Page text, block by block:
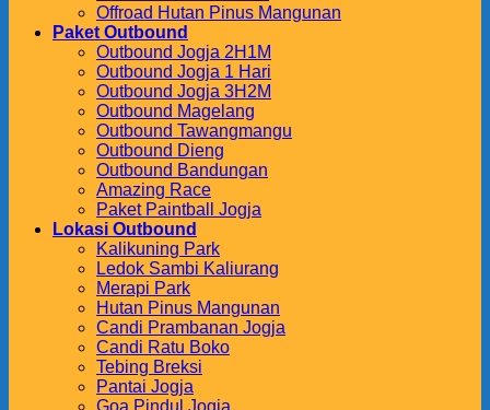
Offroad Hutan Pinus Mangunan
Paket Outbound
Outbound Jogja 2H1M
Outbound Jogja 1 Hari
Outbound Jogja 3H2M
Outbound Magelang
Outbound Tawangmangu
Outbound Dieng
Outbound Bandungan
Amazing Race
Paket Paintball Jogja
Lokasi Outbound
Kalikuning Park
Ledok Sambi Kaliurang
Merapi Park
Hutan Pinus Mangunan
Candi Prambanan Jogja
Candi Ratu Boko
Tebing Breksi
Pantai Jogja
Goa Pindul Jogja